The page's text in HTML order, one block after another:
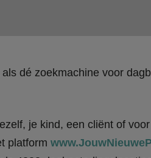
dé zoekmachine voor
je kind, een cliënt of
platform